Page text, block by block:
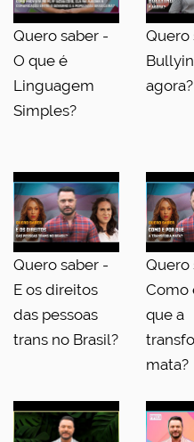
Quero saber -
O que é
Linguagem
Simples?
Quero
agora?
Quero saber -
E os direitos
das pessoas
trans no Brasil?
Quero
Como
que a
mata?